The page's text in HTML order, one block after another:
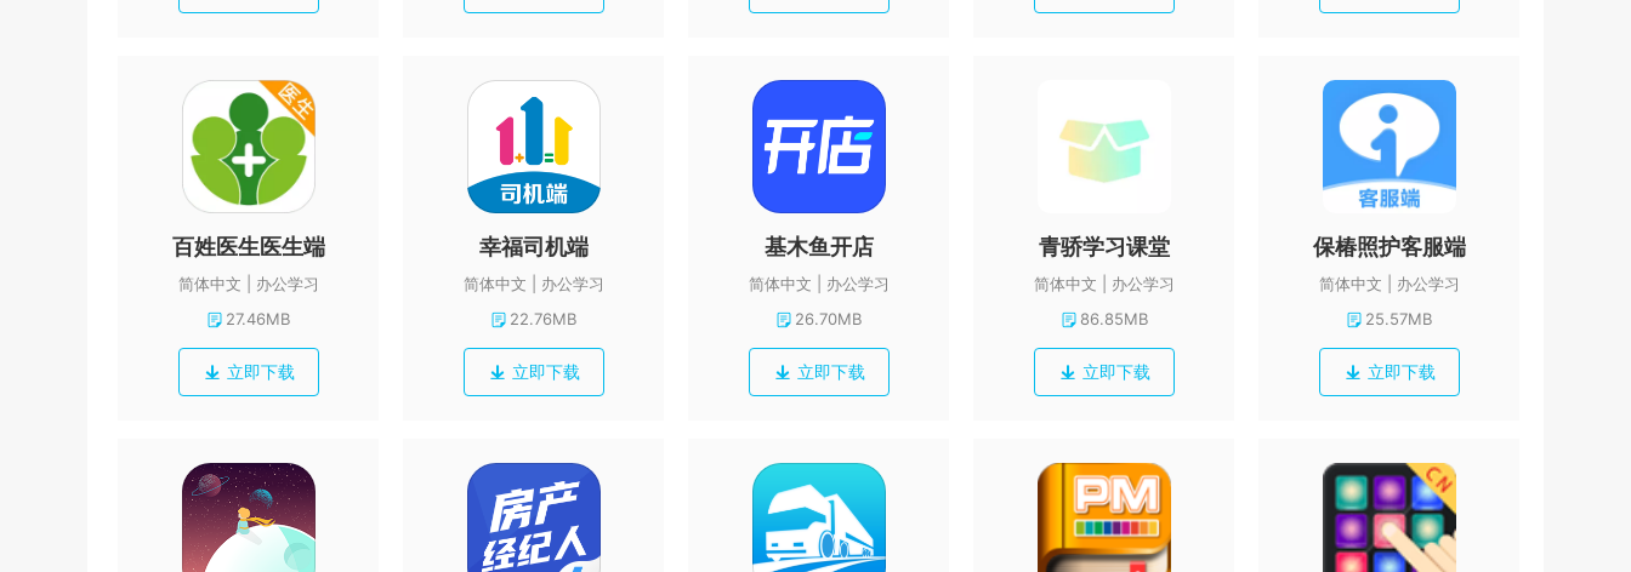
百姓医生医生端
简体中文
办公学习
27.46MB
立即下载
幸福司机端
简体中文
办公学习
22.76MB
立即下载
基木鱼开店
简体中文
办公学习
26.70MB
立即下载
青骄学习课堂
简体中文
办公学习
86.85MB
立即下载
保椿照护客服端
简体中文
办公学习
25.57MB
立即下载